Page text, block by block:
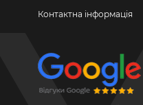
Контактна інформація